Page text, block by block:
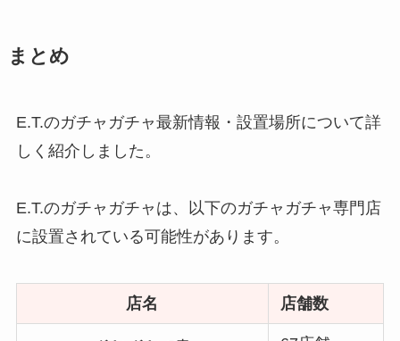
まとめ
E.T.のガチャガチャ最新情報・設置場所について詳
しく紹介しました。
E.T.のガチャガチャは、以下のガチャガチャ専門店
に設置されている可能性があります。
店名 店舗数